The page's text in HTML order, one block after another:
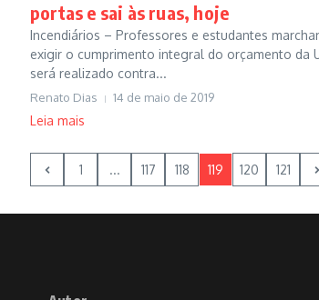
portas e sai às ruas, hoje
Incendiários – Professores e estudantes
exigir o cumprimento integral do orçamento da
será realizado contra...
Renato Dias 14 de maio de 2019
Leia mais
1 ... 117 118 119 120 121